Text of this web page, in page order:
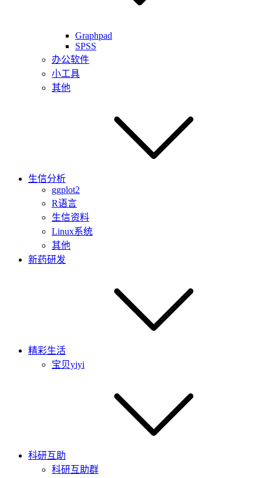
Graphpad
SPSS
办公软件
小工具
其他
生信分析
ggplot2
R语言
生信资料
Linux系统
其他
新药研发
精彩生活
宝贝yiyi
科研互助
科研互助群